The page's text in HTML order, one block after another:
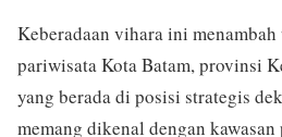
Keberadaan vihara ini menambah
pariwisata Kota Batam, provinsi
yang berada di posisi strategis
memang dikenal dengan kawasan